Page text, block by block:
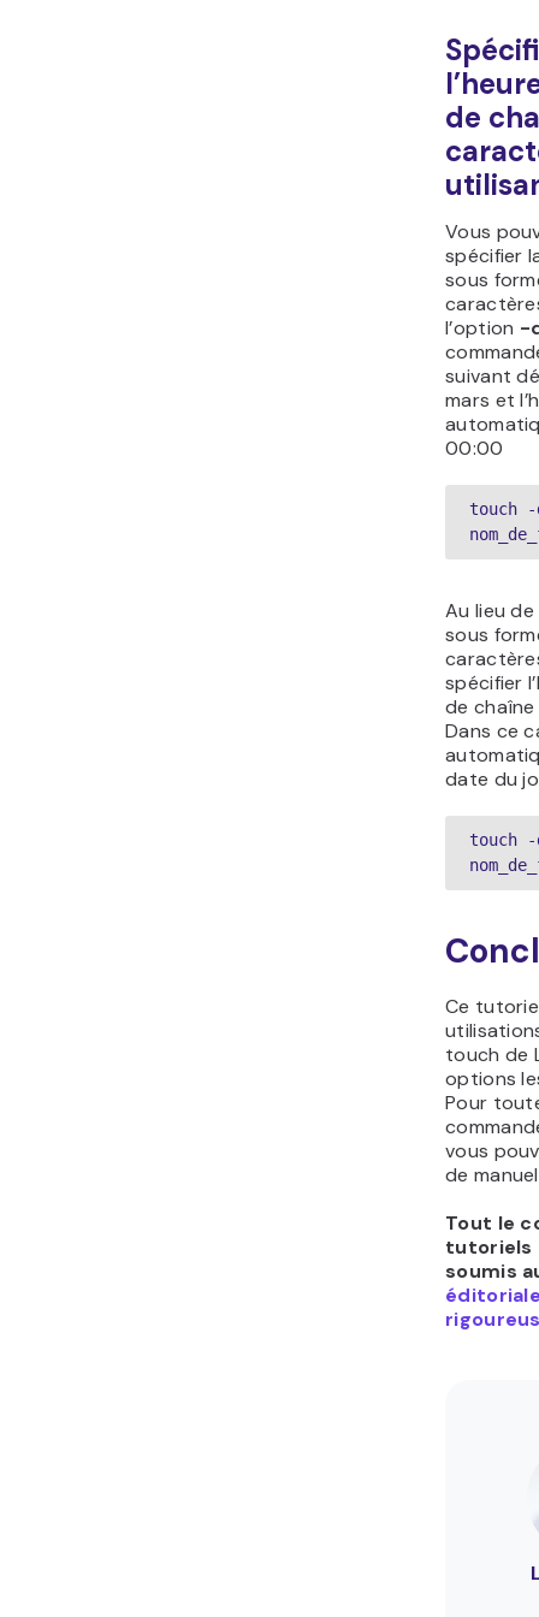
de
Vous
spécifier
sous
l’option -
suivant
mars et
00:00
touch
Au lieu
sous
spécifier
de
Dans ce
date du
touch
Ce
touch de
options
Pour
vous
de
Tout le
tutoriels
soumis